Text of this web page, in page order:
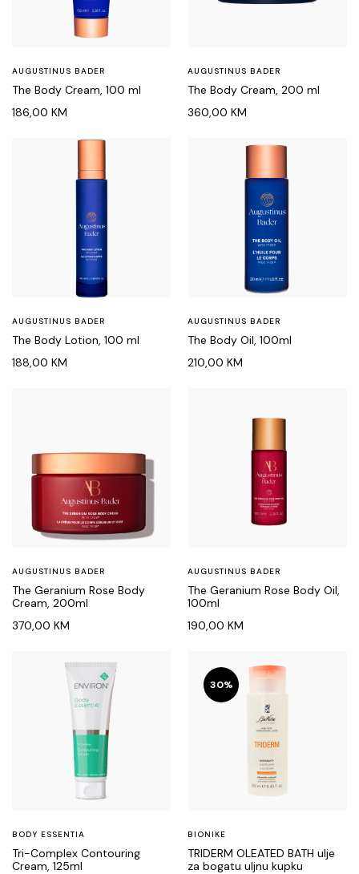
AUGUSTINUS BADER
The Body Cream, 100 ml
186,00 KM
AUGUSTINUS BADER
The Body Cream, 200 ml
360,00 KM
AUGUSTINUS BADER
The Body Lotion, 100 ml
188,00 KM
AUGUSTINUS BADER
The Body Oil, 100ml
210,00 KM
AUGUSTINUS BADER
The Geranium Rose Body
Cream, 200ml
370,00 KM
AUGUSTINUS BADER
The Geranium Rose Body Oil,
100ml
190,00 KM
BODY ESSENTIA
Tri-Complex Contouring
Cream, 125ml
30%
BIONIKE
TRIDERM OLEATED BATH ulje
za bogatu uljnu kupku